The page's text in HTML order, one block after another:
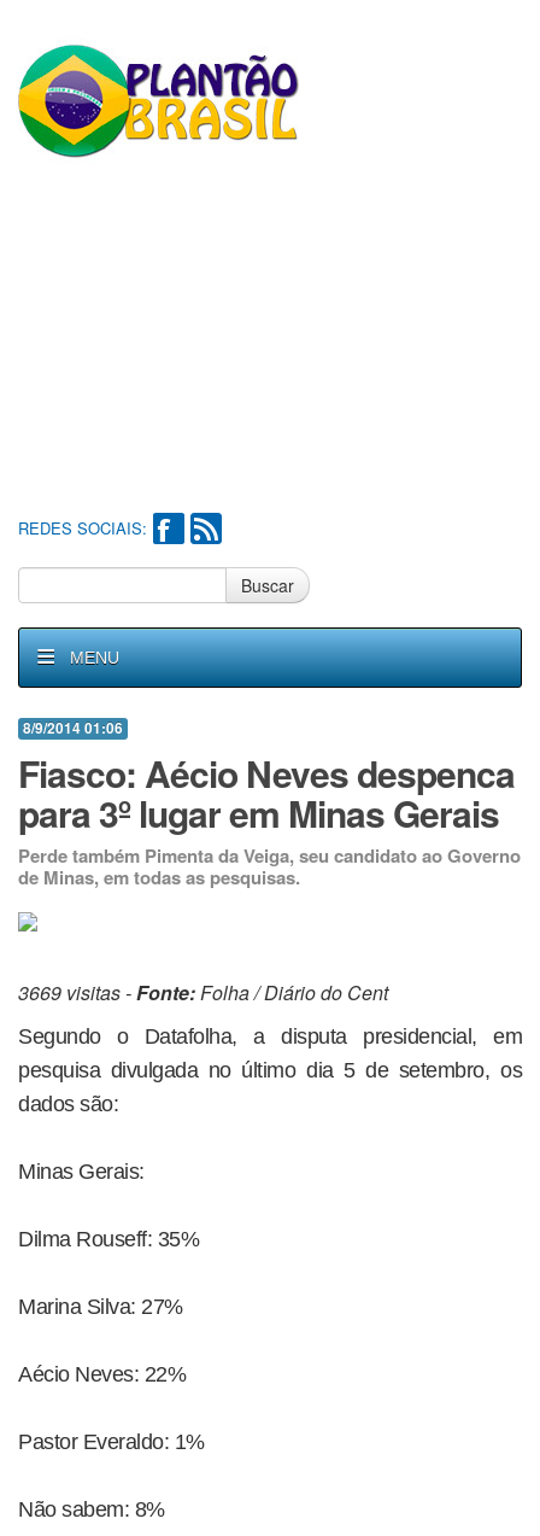
REDES SOCIAIS:
Buscar
MENU
8/9/2014 01:06
Fiasco: Aécio Neves despenca
para 3º lugar em Minas Gerais
Perde também Pimenta da Veiga, seu candidato ao Governo
de Minas, em todas as pesquisas.
3669 visitas -Fonte:Folha / Diário do Cent
Segundo o Datafolha, a disputa presidencial, em
pesquisa divulgada no último dia 5 de setembro, os
dados são:
Minas Gerais:
Dilma Rouseff: 35%
Marina Silva: 27%
Aécio Neves: 22%
Pastor Everaldo: 1%
Não sabem: 8%